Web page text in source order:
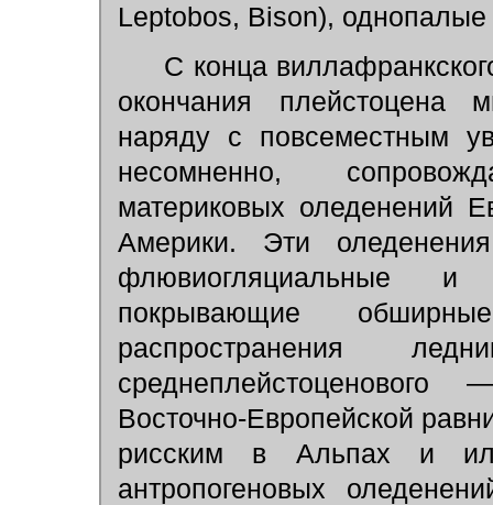
Leptobos, Bison),
С конца
окончания плейстоцена
наряду с повсеместным
несомненно,
материковых оледенений
Америки. Эти
флювиогляциальные и
покрывающие
распространения
Восточно-Европейской
рисским в Альпах и
антропогеновых